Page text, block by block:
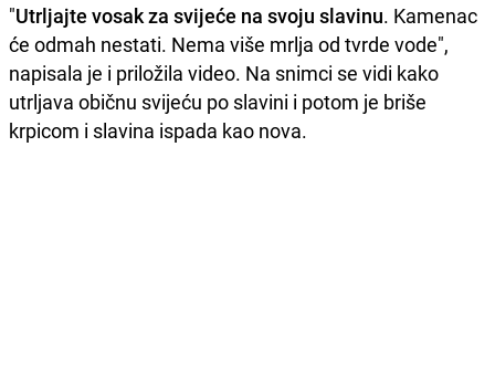
"Utrljajte vosak za svijeće na svoju slavinu. Kamenac
će odmah nestati. Nema više mrlja od tvrde vode",
napisala je i priložila video. Na snimci se vidi kako
utrljava običnu svijeću po slavini i potom je briše
krpicom i slavina ispada kao nova.